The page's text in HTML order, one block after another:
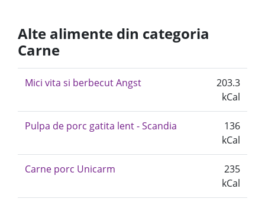
Alte alimente din categoria
Carne
Mici vita si berbecut Angst
203.3
kCal
Pulpa de porc gatita lent - Scandia
136
kCal
Carne porc Unicarm
235
kCal